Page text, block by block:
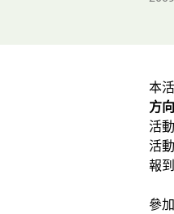
本
方
活
活
報
參